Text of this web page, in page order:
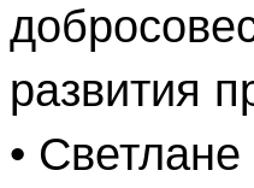
развития
•